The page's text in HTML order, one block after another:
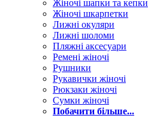
Жіночі шапки та кепки
Жіночі шкарпетки
Лижні окуляри
Лижні шоломи
Пляжні аксесуари
Ремені жіночі
Рушники
Рукавички жіночі
Рюкзаки жіночі
Сумки жіночі
Побачити більше...